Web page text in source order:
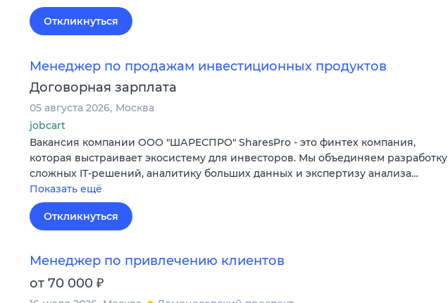
Откликнуться
Менеджер по продажам инвестиционных продуктов
Договорная зарплата
05 августа 2026 Москва
jobcart
Вакансия компании ООО "ШАРЕСПРО" SharesPro - это финтех компания,
которая выстраивает экосистему для инвесторов. Мы объединяем разработку
сложных IT‑решений, аналитику больших данных и экспертизу анализа…
Показать ещё
Откликнуться
Менеджер по привлечению клиентов
от 70 000 ₽